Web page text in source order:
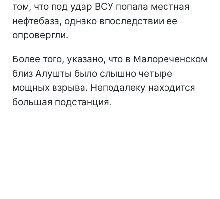
том, что под удар ВСУ попала местная
нефтебаза, однако впоследствии ее
опровергли.
Более того, указано, что в Малореченском
близ Алушты было слышно четыре
мощных взрыва. Неподалеку находится
большая подстанция.